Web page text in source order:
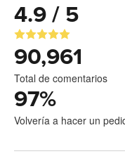
4.9 / 5
90,961
Total de comentarios
97%
Volvería a hacer un